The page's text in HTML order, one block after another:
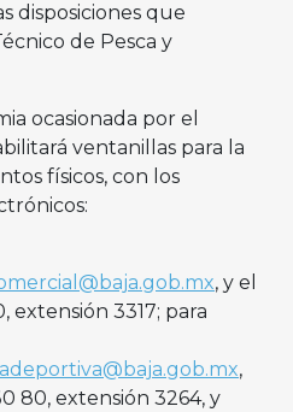
disposiciones que
de Pesca y
ocasionada por el
ventanillas para la
físicos, con los
, y el
extensión 3317; para
,
80, extensión 3264, y